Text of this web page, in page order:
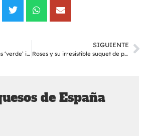
El Coto Crianza 2019, más ‘verde’ imposible
SIGUIENTE
Roses y su irresistible suquet de peix
de España